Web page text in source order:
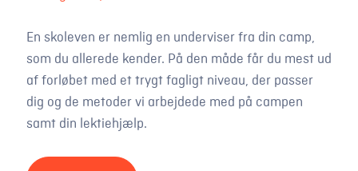
En skoleven er nemlig en underviser fra din camp,
som du allerede kender. På den måde får du mest ud
af forløbet med et trygt fagligt niveau, der passer
dig og de metoder vi arbejdede med på campen
samt din lektiehjælp.